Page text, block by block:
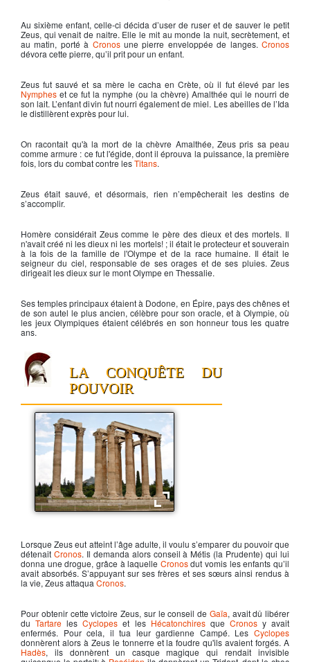
Au sixième enfant, celle-ci décida d’user de ruser et de sauver le petit
Zeus, qui venait de naitre. Elle le mit au monde la nuit, secrètement, et
au matin, porté à Cronosune pierre enveloppée de langes.Cronos
dévora cette pierre, qu’il prit pour un enfant.
Zeus fut sauvé et sa mère le cacha en Crète, où il fut élevé par les
Nymphes et ce fut la nymphe (ou la chèvre) Amalthée qui le nourri de
son lait. L’enfant divin fut nourri également de miel. Les abeilles de l’Ida
le distillèrent exprès pour lui.
On racontait qu'à la mort de la chèvre Amalthée, Zeus pris sa peau
comme armure : ce fut l'égide, dont il éprouva la puissance, la première
fois, lors du combat contre lesTitans.
Zeus était sauvé, et désormais, rien n’empêcherait les destins de
s’accomplir.
Homère considérait Zeuscomme le père des dieux et des mortels. Il
n'avait créé ni les dieux ni les mortels! ; il était le protecteur et souverain
à la fois de la famille de l'Olympe et de la race humaine. Il était le
seigneur du ciel, responsable de ses orages et de ses pluies. Zeus
dirigeait les dieux sur le mont Olympe en Thessalie.
Ses temples principaux étaient à Dodone, en Épire, pays des chênes et
de son autel le plus ancien, célèbre pour son oracle, et à Olympie, où
les jeux Olympiques étaient célébrés en son honneur tous les quatre
ans.
LA CONQUÊTE DU
POUVOIR
LorsqueZeuseut atteint l’âge adulte, il voulu s’emparer du pouvoir que
détenait Cronos. Il demanda alors conseil à Métis (la Prudente) qui lui
donna une drogue, grâce à laquelle Cronosdut vomis les enfants qu’il
avait absorbés. S’appuyant sur ses frères et ses sœurs ainsi rendus à
la vie, Zeusattaqua Cronos.
Pour obtenir cette victoire Zeus, sur le conseil de Gaïa, avait dû libérer
duTartare lesCyclopes et les Hécatonchiresque Cronosy avait
enfermés. Pour cela, il tua leur gardienne Campé. Les Cyclopes
donnèrent alors à Zeusle tonnerre et la foudre qu'ils avaient forgés. A
Hadès, ils donnèrent un casque magique qui rendait invisible